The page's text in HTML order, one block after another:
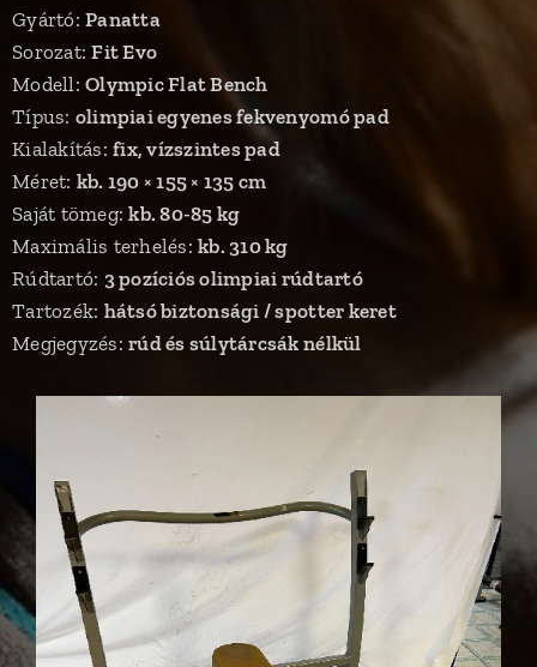
Gyártó:Panatta
Sorozat:Fit Evo
Modell:Olympic Flat Bench
Típus: olimpiai egyenes fekvenyomó pad
Kialakítás:fix, vízszintes pad
Méret: kb. 190 × 155 × 135 cm
Saját tömeg:kb. 80-85 kg
Maximális terhelés:kb. 310 kg
Rúdtartó: 3 pozíciós olimpiai rúdtartó
Tartozék: hátsó biztonsági / spotter keret
Megjegyzés:rúd és súlytárcsák nélkül